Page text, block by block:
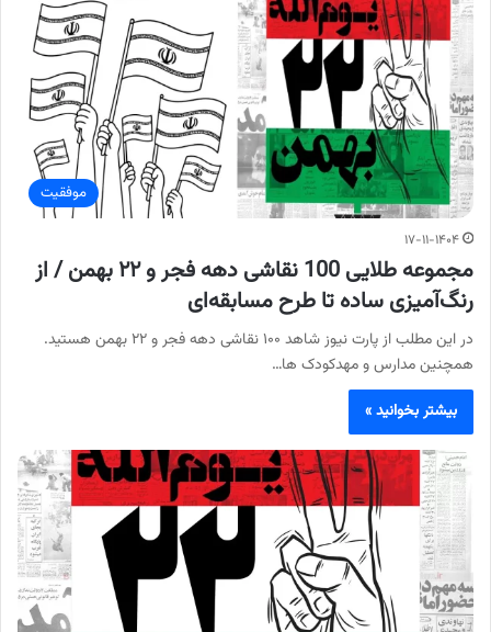
موفقیت
۱۷-۱۱-۱۴۰۴
مجموعه طلایی 100 نقاشی دهه فجر و ۲۲ بهمن / از
رنگ‌آمیزی ساده تا طرح مسابقه‌ای
در این مطلب از پارت نیوز شاهد ۱۰۰ نقاشی دهه فجر و ۲۲ بهمن هستید.
همچنین مدارس و مهدکودک ها…
بیشتر بخوانید »